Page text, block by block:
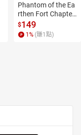
Phantom of the Ea
rthen Fort Chapter
4【有聲書】
$149
1 % (賺1 點)